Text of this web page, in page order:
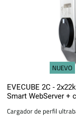
NUEVO
EVECUBE 2C -
Smart WebServer +
Cargador de perfil